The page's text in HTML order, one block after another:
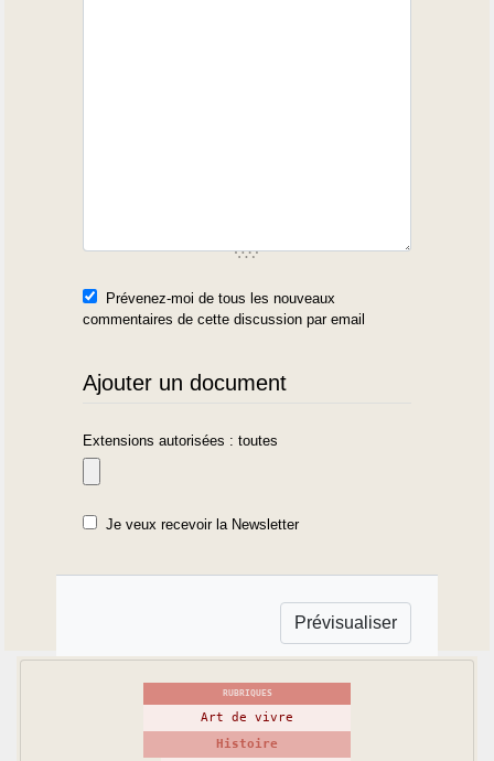
Prévenez-moi de tous les nouveaux
commentaires de cette discussion par email
Ajouter un document
Extensions autorisées : toutes
Je veux recevoir la Newsletter
RUBRIQUES
Art de vivre
Histoire